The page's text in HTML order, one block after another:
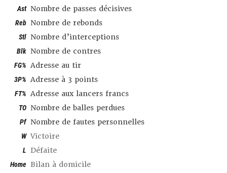
Ast Nombre de passes décisives
Reb Nombre de rebonds
Stl Nombre d’interceptions
Blk Nombre de contres
FG% Adresse au tir
3P% Adresse à 3 points
FT% Adresse aux lancers francs
TO Nombre de balles perdues
Pf Nombre de fautes personnelles
W Victoire
L Défaite
Home Bilan à domicile